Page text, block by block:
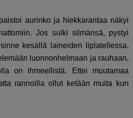
aurinko ja hiekkarantaa näkyi
Jos sulki silmänsä, pystyi
kesällä laineiden liplatellessa.
luonnonhelmaan ja rauhaan.
on ihmeellistä. Ettei muutamaa
rannoilla ollut ketään muita kun